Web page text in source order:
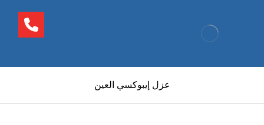
عزل إيبوكسي العين